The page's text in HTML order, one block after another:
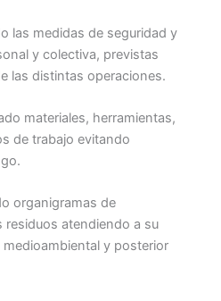
las medidas de seguridad y
y colectiva, previstas
las distintas operaciones.
materiales, herramientas,
de trabajo evitando
organigramas de
residuos atendiendo a su
y posterior